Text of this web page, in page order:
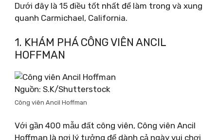
Dưới đây là 15 điều tốt nhất để làm trong và xung
quanh Carmichael, California.
1. KHÁM PHÁ CÔNG VIÊN ANCIL
HOFFMAN
Nguồn: S.K/Shutterstock
Công viên Ancil Hoffman
Với gần 400 mẫu đất công viên, Công viên Ancil
Hoffman là nơi lý tưởng để dành cả ngày vui chơi